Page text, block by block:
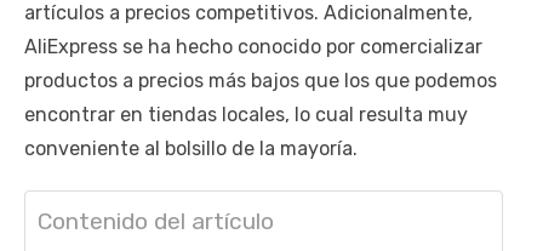
artículos a precios competitivos. Adicionalmente,
AliExpress se ha hecho conocido por comercializar
productos a precios más bajos que los que podemos
encontrar en tiendas locales, lo cual resulta muy
conveniente al bolsillo de la mayoría.
Contenido del artículo